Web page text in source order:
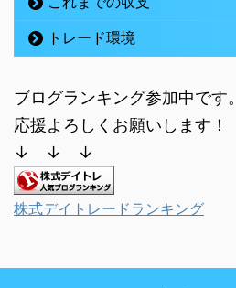
トレード環境
ブログランキング参加中です。
応援よろしくお願いします！
↓ ↓ ↓
株式デイトレードランキング